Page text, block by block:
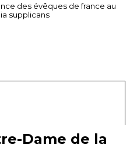
des évêques de france au
supplicans
Dame de la